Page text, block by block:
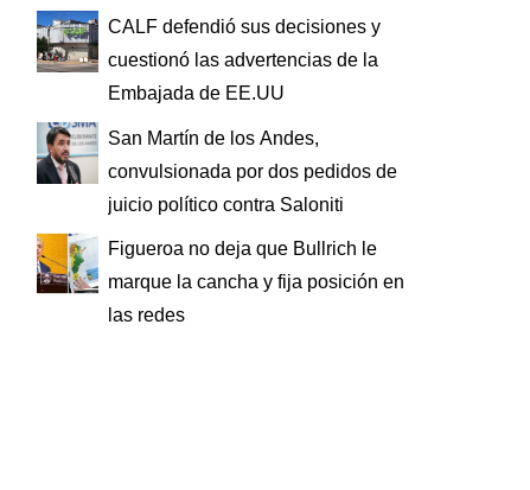
CALF defendió sus decisiones y
cuestionó las advertencias de la
Embajada de EE.UU
San Martín de los Andes,
convulsionada por dos pedidos de
juicio político contra Saloniti
Figueroa no deja que Bullrich le
marque la cancha y fija posición en
las redes